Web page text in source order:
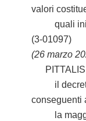
valori
quali
(3-01097)
(26 marzo
PITTALIS,
il decreto
conseguenti
la maggior